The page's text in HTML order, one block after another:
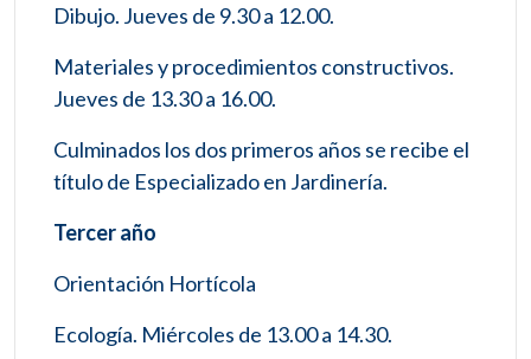
Dibujo. Jueves de 9.30 a 12.00.
Materiales y procedimientos constructivos.
Jueves de 13.30 a 16.00.
Culminados los dos primeros años se recibe el
título de Especializado en Jardinería.
Tercer año
Orientación Hortícola
Ecología. Miércoles de 13.00 a 14.30.